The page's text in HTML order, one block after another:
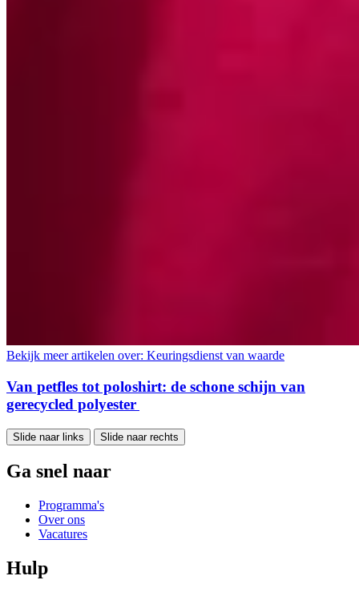
Bekijk meer artikelen over: Keuringsdienst van waarde
Van petfles tot poloshirt: de schone schijn van
gerecycled polyester
Slide naar links Slide naar rechts
Ga snel naar
Programma's
Over ons
Vacatures
Hulp